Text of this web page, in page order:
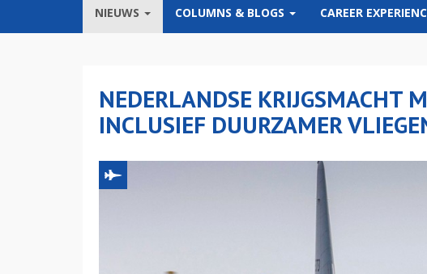
NIEUWS COLUMNS & BLOGS CAREER
NEDERLANDSE KRIJGSMACHT
INCLUSIEF DUURZAMER